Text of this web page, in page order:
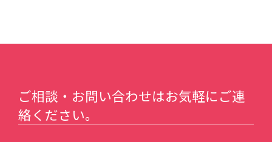
ご相談・お問い合わせはお気軽にご連
絡ください。